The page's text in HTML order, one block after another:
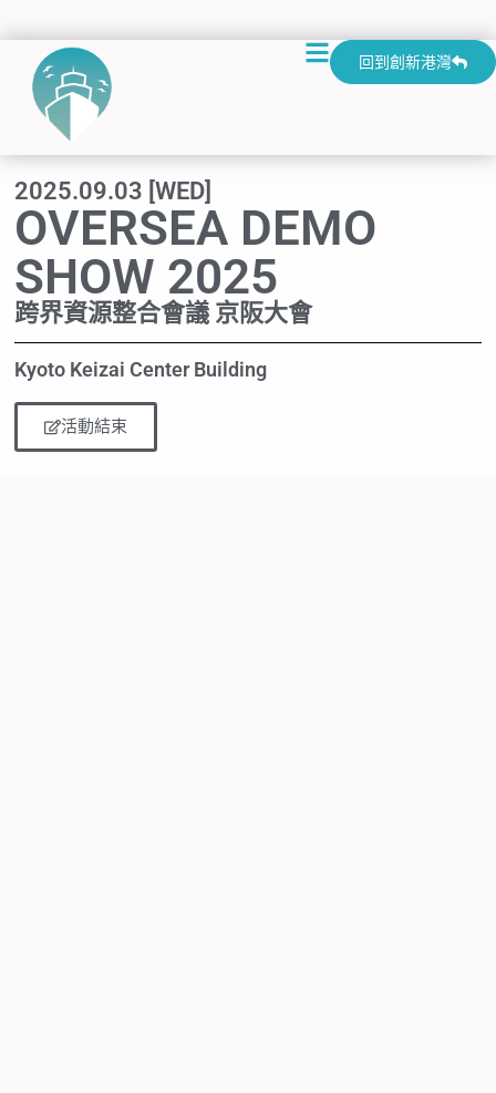
回到創新港灣
2025.09.03 [WED]
OVERSEA DEMO
SHOW 2025
跨界資源整合會議 京阪大會
Kyoto Keizai Center Building
活動結束